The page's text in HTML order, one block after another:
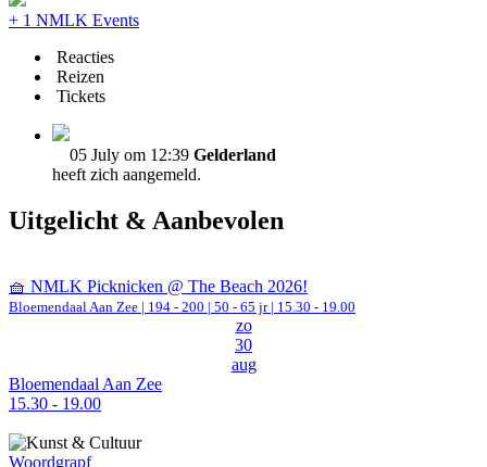
+ 1 NMLK Events
Reacties
Reizen
Tickets
05 July om 12:39 Gelderland
heeft zich aangemeld.
Uitgelicht & Aanbevolen
🧺 NMLK Picknicken @ The Beach 2026!
Bloemendaal Aan Zee | 194 - 200 | 50 - 65 jr | 15.30 - 19.00
zo
30
aug
Bloemendaal Aan Zee
15.30 - 19.00
Woordgrapf